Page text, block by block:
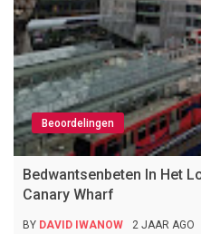
Beoordelingen
Bedwantsenbeten In Het
Canary Wharf
BY DAVID IWANOW 2 JAAR AGO